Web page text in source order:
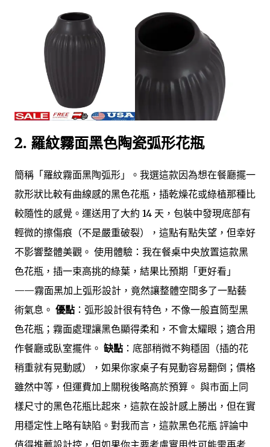
2. 羅紋霧面黑色陶瓷弧形花瓶
簡稱「羅紋霧面黑陶弧形」。我選這款因為想在餐廳擺一
款形狀比較有曲線感的黑色花瓶，插乾燥花或綠植那種比
較隨性的感覺。運送用了大約 14 天，包裝中發現底部有
輕微的擦傷痕（不是嚴重破裂），這點有點失望，但幸好
不影響整體美觀。 使用體驗：我在餐桌中央放置這款黑
色花瓶，插一束高挑的綠葉，結果比預期「更好看」
——霧面黑加上弧形設計，竟然讓整體空間多了一點藝
術氣息。 優點 ：弧形設計很有特色，不像一般直筒型黑
色花瓶；霧面處理讓黑色顯得柔和，不會太耀眼；適合用
作餐廳或臥室擺件。 缺點 ：底部稍微不夠穩固（插的花
稍重就有晃動感），如果你家桌子有晃動容易翻倒；價格
雖然中等，但運費加上關稅後略高於預算。 與市面上同
樣尺寸的黑色花瓶比起來，這款在設計感上勝出，但在實
用穩定性上略有缺陷。對我而言，這款黑色花瓶 評論中
值得推薦設計控，但如果你主要考慮實用性可能需再考